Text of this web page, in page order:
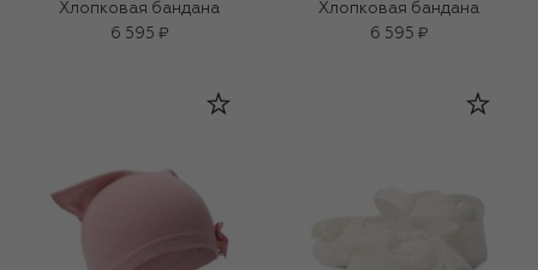
Хлопковая бандана
6 595 ₽
Хлопковая бандана
6 595 ₽